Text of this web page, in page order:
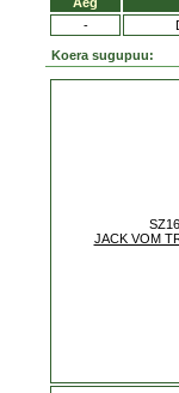
-
Koera sugupuu:
JACK VOM